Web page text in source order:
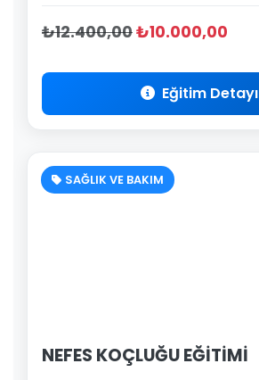
₺12.400,00₺10.000,00
Eğitim Detayı
SAĞLIK VE BAKIM
NEFES KOÇLUĞU EĞİTİMİ